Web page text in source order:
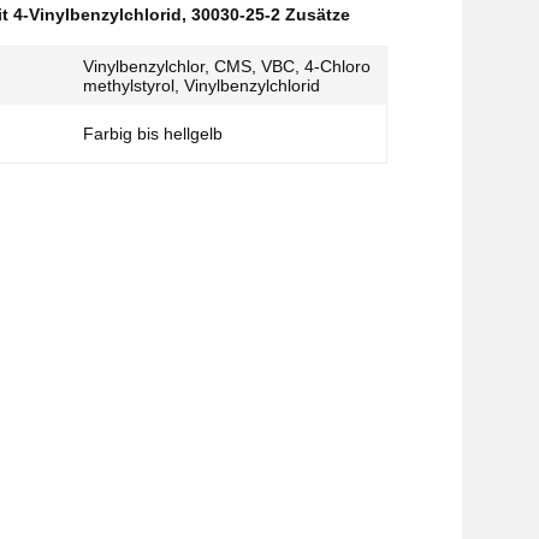
4-Vinylbenzylchlorid, 30030-25-2 Zusätze
Vinylbenzylchlor, CMS, VBC, 4-Chloro
methylstyrol, Vinylbenzylchlorid
Farbig bis hellgelb